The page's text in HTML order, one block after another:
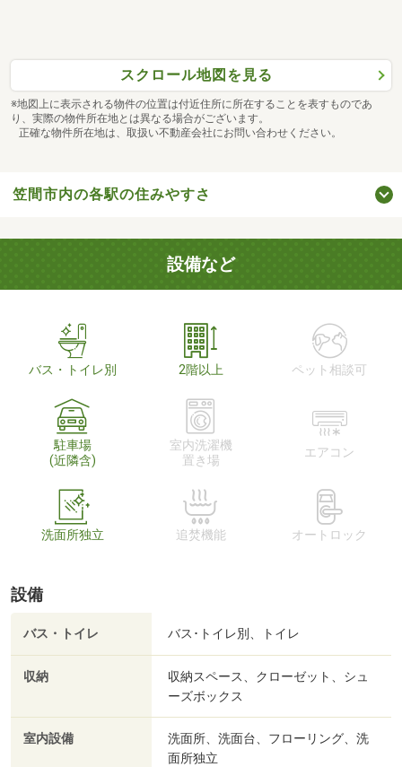
スクロール地図を見る
※地図上に表示される物件の位置は付近住所に所在することを表すものであ
り、実際の物件所在地とは異なる場合がございます。
正確な物件所在地は、取扱い不動産会社にお問い合わせください。
笠間市内の各駅の住みやすさ
設備など
バス・トイレ別 2階以上 ペット相談可
駐車場
(近隣含)
室内洗濯機
置き場
エアコン
洗面所独立 追焚機能 オートロック
設備
バス・トイレ バス･トイレ別、トイレ
収納
収納スペース、クローゼット、シュ
ーズボックス
室内設備
洗面所、洗面台、フローリング、洗
面所独立